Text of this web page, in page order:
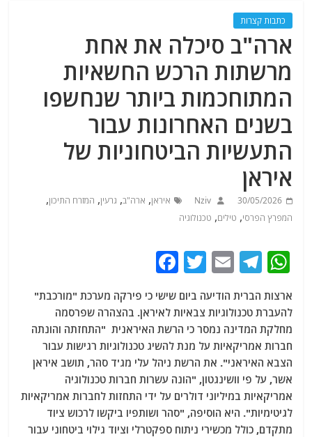
כתבות קצרות
ארה"ב סיכלה את אחת
מרשתות הרכש החשאיות
המתוחכמות ביותר שנחשפו
בשנים האחרונות עבור
התעשיות הביטחוניות של
איראן
30/05/2026
Nziv איראן, ארה"ב, גרעין, המזרח התיכון,
המפרץ הפרסי, טילים, טכנולוגיה
W
at
s
A
p
p
T
e
g
ra
m
E
ai
l
T
itt
er
c
e
b
o
o
k
ארצות הברית הודיעה ביום שישי כי פירקה מערכת "מורכבת"
להעברת טכנולוגיות צבאיות לאיראן. בהצהרה שפרסמה
מחלקת המדינה נמסר כי הרשת האיראנית "התחזתה והונתה
חברות אמריקאיות על מנת להשיג טכנולוגיות רגישות עבור
הצבא האיראני". את הרשת ניהל עלי מג'ד סהר, תושב איראן
אשר, על פי וושינגטון, "הונה עשרות חברות טכנולוגיה
אמריקאיות במיליוני דולרים על ידי התחזות לחברות אמריקאיות
לגיטימיות". היא הוסיפה, "סהר ושותפיו ביקשו לרכוש ציוד
מתקדם, כולל מכשירי ניתוח ספקטרלי וציוד גילוי ביטחוני עבור